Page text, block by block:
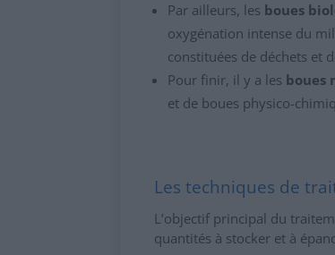
Par ailleurs, les boues
oxygénation intense du
constituées de déchets et
Pour finir, il y a les boues
et de boues physico-
Les techniques de
L’objectif principal du
quantités à stocker et à